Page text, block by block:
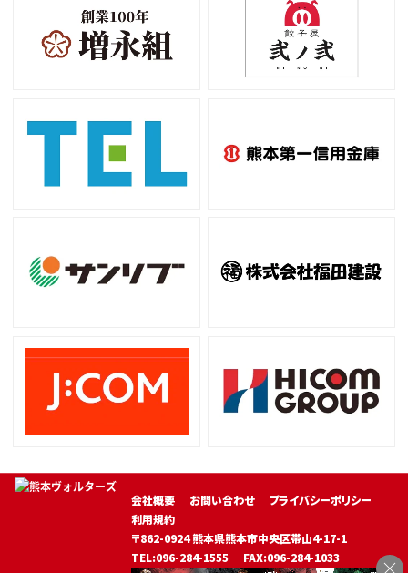
会社概要 お問い合わせ
プライバシーポリシー
利用規約
〒862-0924 熊本県熊本市中央区帯山4-17-1
TEL:096-284-1555
FAX:096-284-1033